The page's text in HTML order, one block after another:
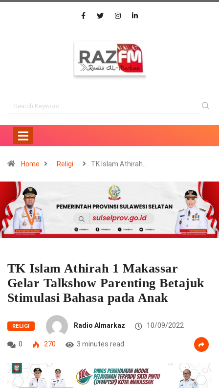
Home Religi TK Islam Athirah…
TK Islam Athirah 1 Makassar
Gelar Talkshow Parenting Betajuk
Stimulasi Bahasa pada Anak
RELIGI Radio Almarkaz 10/09/2022
0 270 3 minutes read